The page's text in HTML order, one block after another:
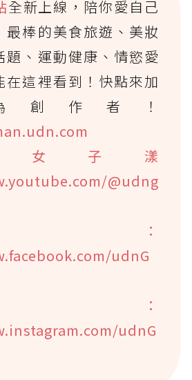
全新上線，陪你愛自己
最棒的美食旅遊、美妝
題、運動健康、情慾愛
在這裡看到！快點來加
創作者！
女子漾
@udng
：
udnG
：
udnG